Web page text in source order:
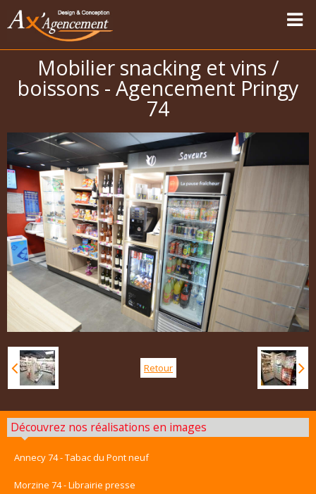
Nos réalisations
Magasins Sport-Vêtements
Les univers
Carte des modernisations
Témoignages
Contact
Mobilier snacking et vins /
boissons - Agencement Pringy
74
Retour
Découvrez nos réalisations en images
Annecy 74 - Tabac du Pont neuf
Morzine 74 - Librairie presse